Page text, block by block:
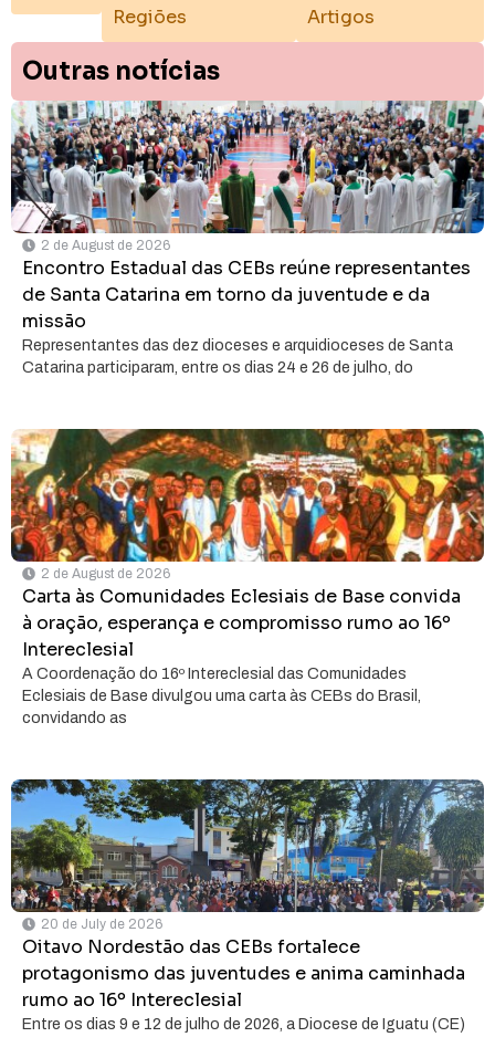
Regiões
Artigos
Outras notícias
2 de August de 2026
Encontro Estadual das CEBs reúne representantes
de Santa Catarina em torno da juventude e da
missão
Representantes das dez dioceses e arquidioceses de Santa
Catarina participaram, entre os dias 24 e 26 de julho, do
2 de August de 2026
Carta às Comunidades Eclesiais de Base convida
à oração, esperança e compromisso rumo ao 16º
Intereclesial
A Coordenação do 16º Intereclesial das Comunidades
Eclesiais de Base divulgou uma carta às CEBs do Brasil,
convidando as
20 de July de 2026
Oitavo Nordestão das CEBs fortalece
protagonismo das juventudes e anima caminhada
rumo ao 16º Intereclesial
Entre os dias 9 e 12 de julho de 2026, a Diocese de Iguatu (CE)